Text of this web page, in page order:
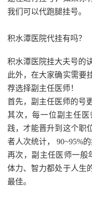
我们可以代跑腿挂号。
积水潭医院代挂有吗？
积水潭医院挂大夫号的
此外，在大家确实需要
荐选择副主任医师！
首先，副主任医师的号
其次，每一位副主任
践，才能晋升到这个职
者人次统计， 90~95%
再次，副主任医师一般
体力、智力都处于人生
最佳。